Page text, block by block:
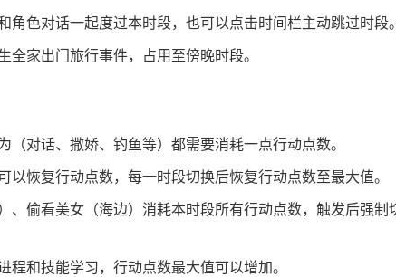
角色对话一起度过本时段，也可以点击时间栏主动跳过时段。
全家出门旅行事件，占用至傍晚时段。
（对话、撒娇、钓鱼等）都需要消耗一点行动点数。
以恢复行动点数，每一时段切换后恢复行动点数至最大值。
、偷看美女（海边）消耗本时段所有行动点数，触发后强制
程和技能学习，行动点数最大值可以增加。